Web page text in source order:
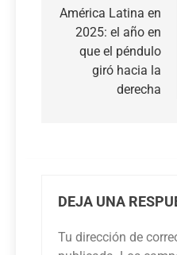
de
entradas
América Latina en
2025: el año en
que el péndulo
giró hacia la
derecha
DEJA UNA
Tu dirección de